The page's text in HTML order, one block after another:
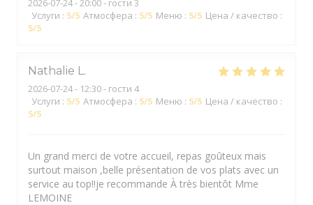
2026-07-24- 20:00 - гости 3
Услуги : 5/5 Атмосфера : 5/5 Меню : 5/5 Цена / качество :
5/5
Nathalie L
2026-07-24- 12:30 - гости 4
Услуги : 5/5 Атмосфера : 5/5 Меню : 5/5 Цена / качество :
5/5
Un grand merci de votre accueil, repas goûteux mais
surtout maison ,belle présentation de vos plats avec un
service au top!!je recommande À très bientôt Mme
LEMOINE